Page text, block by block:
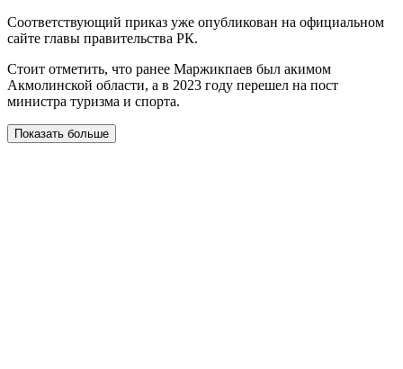
Соответствующий приказ уже опубликован на официальном
сайте главы правительства РК.
Стоит отметить, что ранее Маржикпаев был акимом
Акмолинской области, а в 2023 году перешел на пост
министра туризма и спорта.
Показать больше